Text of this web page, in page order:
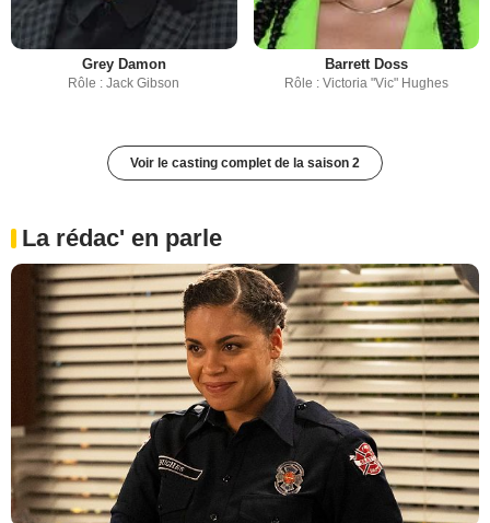
Grey Damon
Rôle : Jack Gibson
Barrett Doss
Rôle : Victoria "Vic" Hughes
Voir le casting complet de la saison 2
La rédac' en parle